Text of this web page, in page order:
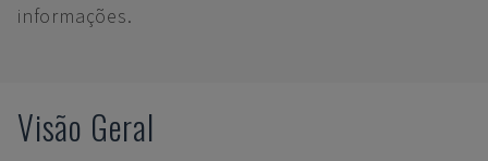
informações.
Visão Geral